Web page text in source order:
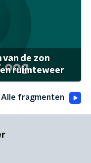
van de zon
ruimteweer
Alle fragmenten